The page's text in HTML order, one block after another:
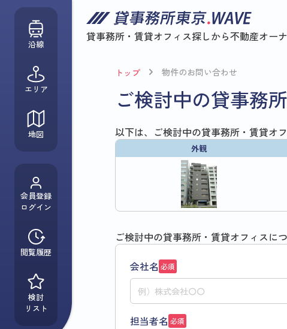
貸事務所・賃貸オフィス探しから不動産オー
沿線
エリア
地図
会員登録
ログイン
閲覧履歴
検討
リスト
トップ 物件のお問い合わせ
ご検討中の貸事務
以下は、ご検討中の貸事務所・賃貸オ
外観
ご検討中の貸事務所・賃貸オフィスに
会社名 必須
担当者名 必須